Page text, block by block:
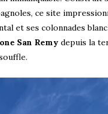
ce site
et ses colonnades
San Remy depuis la